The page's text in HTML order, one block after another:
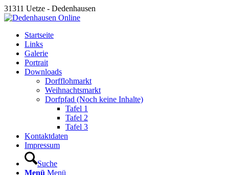
31311 Uetze - Dedenhausen
Startseite
Links
Galerie
Portrait
Downloads
Dorfflohmarkt
Weihnachtsmarkt
Dorfpfad (Noch keine Inhalte)
Tafel 1
Tafel 2
Tafel 3
Kontaktdaten
Impressum
Suche
Menü Menü